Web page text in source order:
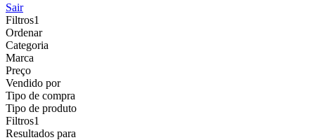
Sair
Filtros1
Ordenar
Categoria
Marca
Preço
Vendido por
Tipo de compra
Tipo de produto
Filtros1
Resultados para